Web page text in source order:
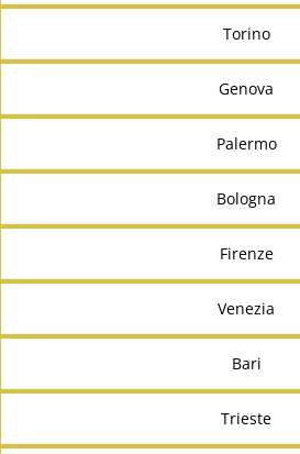
Torino
Genova
Palermo
Bologna
Firenze
Venezia
Bari
Trieste